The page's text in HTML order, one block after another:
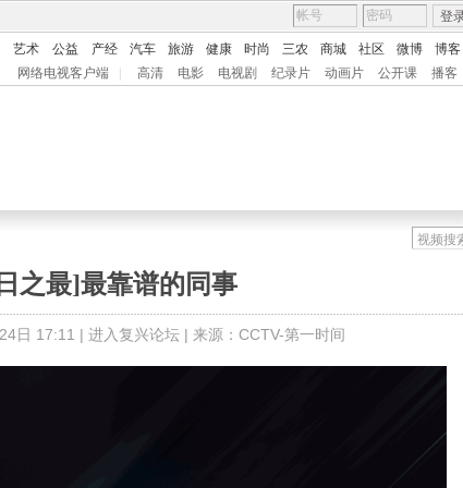
登
艺术 公益 产经 汽车 旅游 健康 时尚 三农 商城 社区 微博 博客
网络电视客户端 高清 电影 电视剧 纪录片 动画片 公开课 播客
之最]最靠谱的同事
日 17:11 | 进入复兴论坛 | 来源：CCTV-第一时间